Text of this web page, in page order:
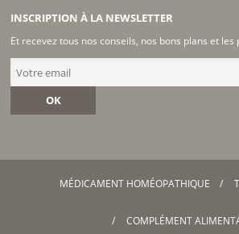
INSCRIPTION À LA NEWSLETTER
Et recevez tous nos conseils, nos bons plans et
OK
MÉDICAMENT HOMÉOPATHIQUE
COMPLÉMENT